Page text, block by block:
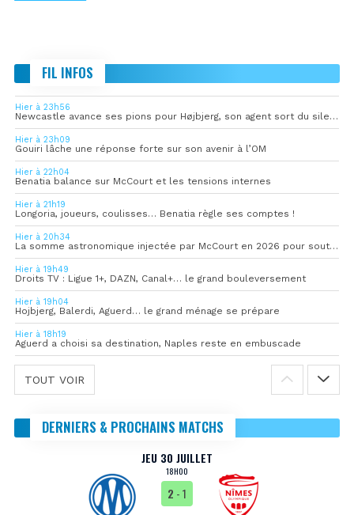
FIL INFOS
Hier à 23h56
Newcastle avance ses pions pour Højbjerg, son agent sort du silence
Hier à 23h09
Gouiri lâche une réponse forte sur son avenir à l’OM
Hier à 22h04
Benatia balance sur McCourt et les tensions internes
Hier à 21h19
Longoria, joueurs, coulisses… Benatia règle ses comptes !
Hier à 20h34
La somme astronomique injectée par McCourt en 2026 pour soutenir l’OM
Hier à 19h49
Droits TV : Ligue 1+, DAZN, Canal+… le grand bouleversement
Hier à 19h04
Hojbjerg, Balerdi, Aguerd… le grand ménage se prépare
Hier à 18h19
Aguerd a choisi sa destination, Naples reste en embuscade
TOUT VOIR
DERNIERS & PROCHAINS MATCHS
JEU 30 JUILLET
18H00
2 - 1